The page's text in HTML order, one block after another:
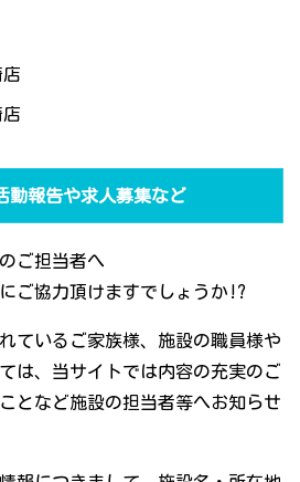
報告や求人募集など
ご担当者へ
ご協力頂けますでしょうか!?
ているご家族様、施設の職員様や
は、当サイトでは内容の充実のご
となど施設の担当者等へお知らせ